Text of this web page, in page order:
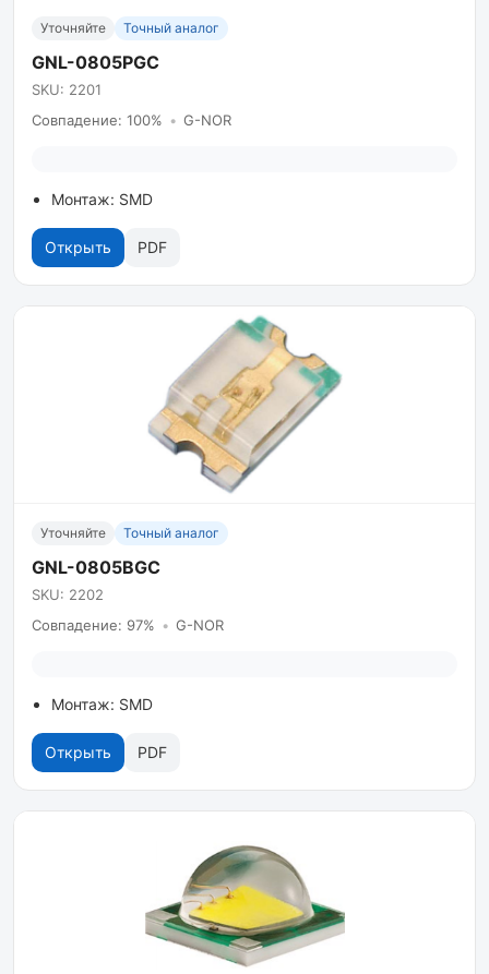
Уточняйте Точный аналог
GNL-0805PGC
SKU: 2201
Совпадение: 100% • G-NOR
Монтаж: SMD
Открыть PDF
Уточняйте Точный аналог
GNL-0805BGC
SKU: 2202
Совпадение: 97% • G-NOR
Монтаж: SMD
Открыть PDF